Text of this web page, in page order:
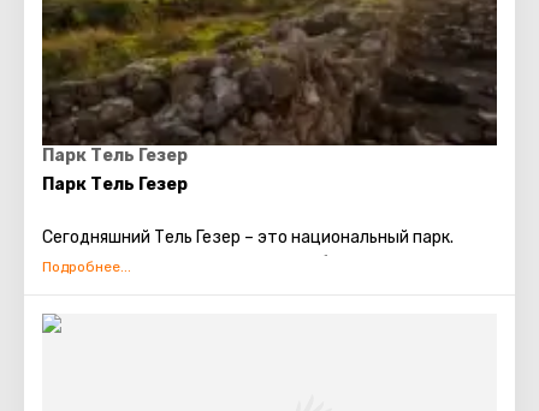
Парк Тель Гезер
Парк Тель Гезер
Сегодняшний Тель Гезер – это национальный парк.
Когда-то, в ханаанскую эпоху, он был городом-
древний. Первое упоминание о нем относится к XV в.